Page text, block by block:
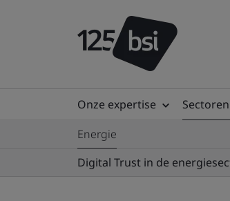
Onze expertise Sectoren
Energie
Digital Trust in de